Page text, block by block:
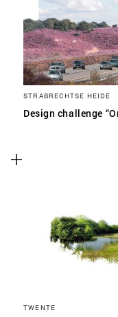
STRABRECHTSE HEIDE
Design challenge
TWENTE